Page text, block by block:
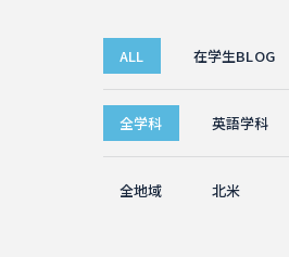
ALL 在学生BLOG
全学科 英語学科
全地域 北米